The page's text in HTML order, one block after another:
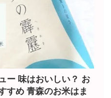
ー 味はおいしい？ お
すめ 青森のお米はま